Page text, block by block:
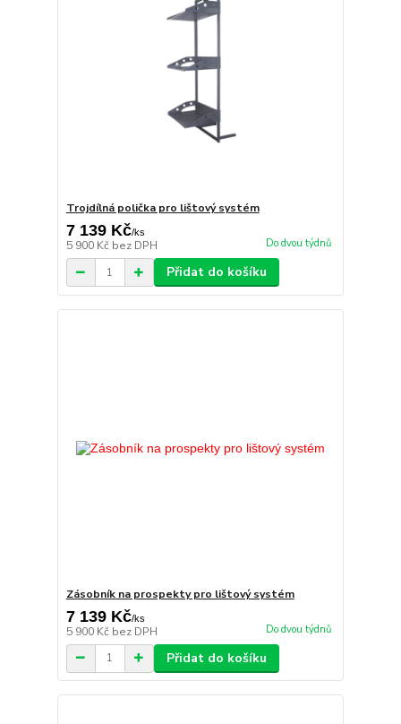
Trojdílná polička pro lištový systém
7 139 Kč/ks
5 900 Kč bez DPH Do dvou týdnů
Přidat do košíku
Zásobník na prospekty pro lištový systém
7 139 Kč/ks
5 900 Kč bez DPH Do dvou týdnů
Přidat do košíku